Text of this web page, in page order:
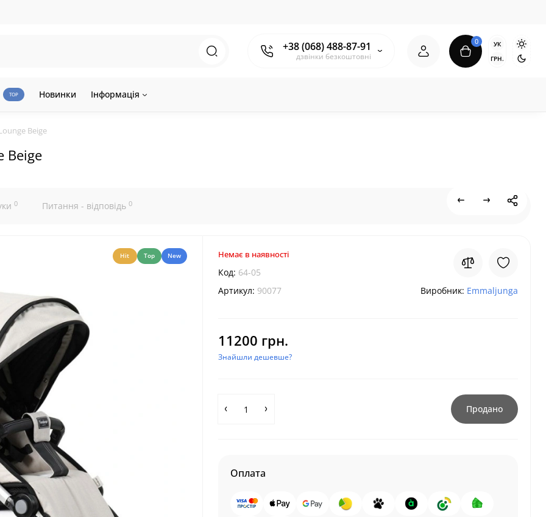
+38 (068) 488-87-91
дзвінки безкоштовні
0
УК
ГРН.
TOP Новинки Інформація
Beige
Beige
0 Питання - відповідь 0
Hit Top New Немає в наявності
Код: 64-05
Артикул: 90077 Виробник: Emmaljunga
11200 грн.
Знайшли дешевше?
Продано
Оплата